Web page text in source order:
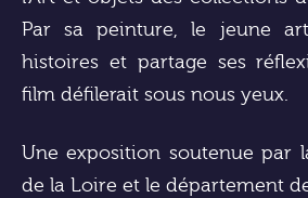
Par sa peinture, le jeune
histoires et partage ses
film défilerait sous nous yeux.
Une exposition soutenue par
de la Loire et le département